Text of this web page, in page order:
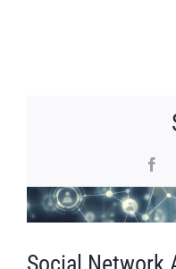
Voir
l'image